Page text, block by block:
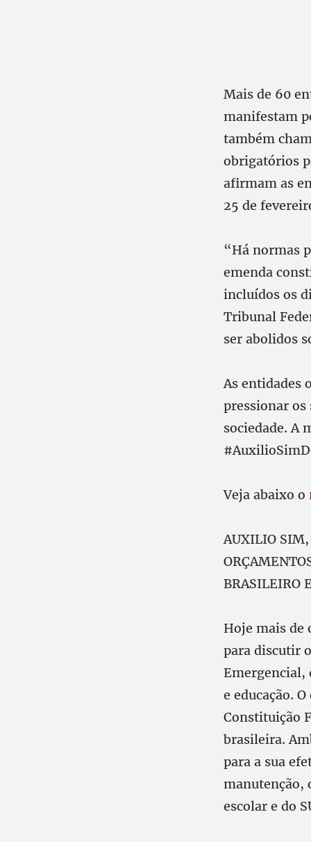
Mais de 60
manifestam
também
obrigatórios
afirmam as
25 de
“Há normas
emenda
incluídos os
Tribunal
ser abolidos
As entidades
pressionar os
sociedade. A
Veja abaixo o
AUXILIO SIM,
BRASILEIRO
Hoje mais de
para discutir
Emergencial,
e educação.
Constituição
brasileira.
para a sua
manutenção,
escolar e do